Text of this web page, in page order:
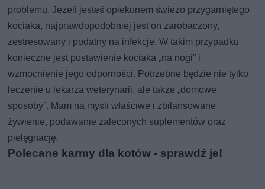
problemu. Jeżeli jesteś opiekunem świeżo przygarniętego
kociaka, najprawdopodobniej jest on zarobaczony,
zestresowany i podatny na infekcje. W takim przypadku
konieczne jest postawienie kociaka „na nogi” i
wzmocnienie jego odporności. Potrzebne będzie nie tylko
leczenie u lekarza weterynarii, ale także „domowe
sposoby”. Mam na myśli właściwe i zbilansowane
żywienie, podawanie zaleconych suplementów oraz
pielęgnację.
Polecane karmy dla kotów - sprawdź je!